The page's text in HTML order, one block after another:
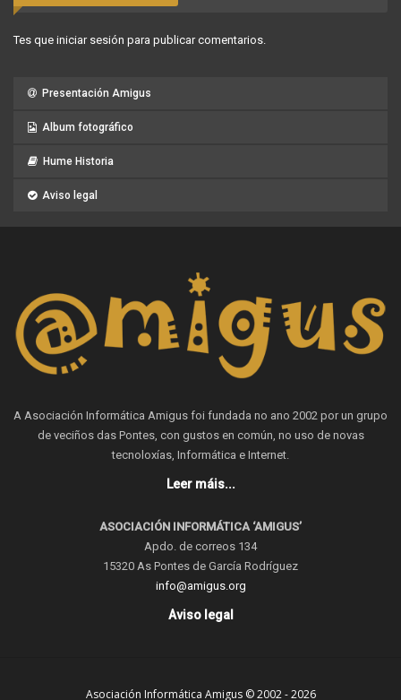
Tes que iniciar sesión para publicar comentarios.
Presentación Amigus
Album fotográfico
Hume Historia
Aviso legal
A Asociación Informática Amigus foi fundada no ano 2002 por un grupo
de veciños das Pontes, con gustos en común, no uso de novas
tecnoloxías, Informática e Internet.
Leer máis...
ASOCIACIÓN INFORMÁTICA ‘AMIGUS’
Apdo. de correos 134
15320 As Pontes de García Rodríguez
info@amigus.org
Aviso legal
Asociación Informática Amigus © 2002 - 2026